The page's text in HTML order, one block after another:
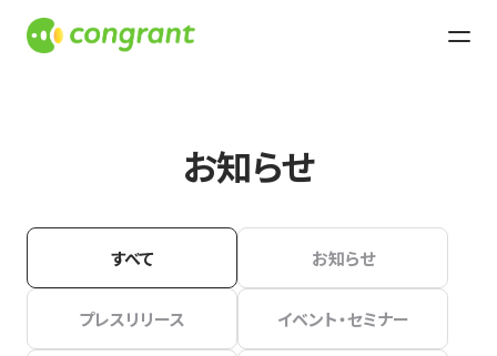
お知らせ
すべて お知らせ
プレスリリース イベント・セミナー